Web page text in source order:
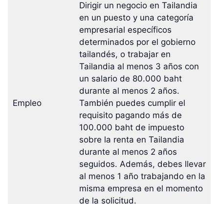
Empleo
Dirigir un negocio en Tailandia
en un puesto y una categoría
empresarial específicos
determinados por el gobierno
tailandés, o trabajar en
Tailandia al menos 3 años con
un salario de 80.000 baht
durante al menos 2 años.
También puedes cumplir el
requisito pagando más de
100.000 baht de impuesto
sobre la renta en Tailandia
durante al menos 2 años
seguidos. Además, debes llevar
al menos 1 año trabajando en la
misma empresa en el momento
de la solicitud.